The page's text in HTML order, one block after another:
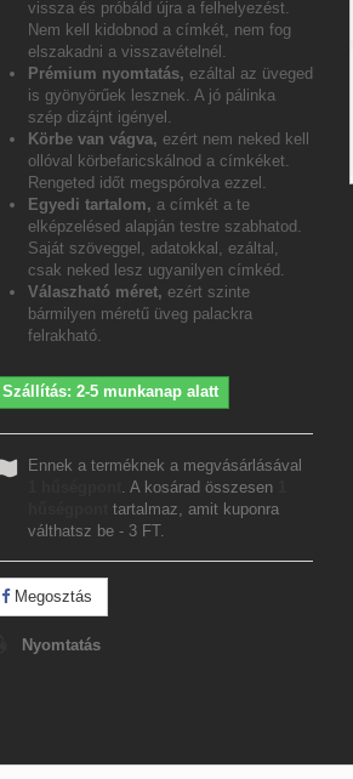
vissza és próbáld újra a felhelyezést.
Nem kell kidobnod a címkét, nem fog
elszakadni a visszavételnél.
Prémium nyomtatás, ezáltal az üveged
is gyönyörűek lesznek. A jó pálinka
szép dizájnt igényel.
Körbe van vágva, ezért nem neked kell
ollóval körbefaricskálnod a címkéket.
Rengeted időt megspórolva ezzel.
Egyedi tartalom, a címkét a te
elképzelésed alapján testre szabhatod.
Saját szöveggel, adatokkal, ezáltal,
csak neked lesz ugyanilyen címkéd.
Válaszható méret, ezért szinte
bármilyen méretű üveg palackra
felrakható.
Szállítás: 2-5 munkanap alatt
Ennek a terméknek a megvásárlásával
. A kosárad összesen
tartalmaz, amit kuponra
válthatsz be - 3 FT.
Megosztás
Nyomtatás